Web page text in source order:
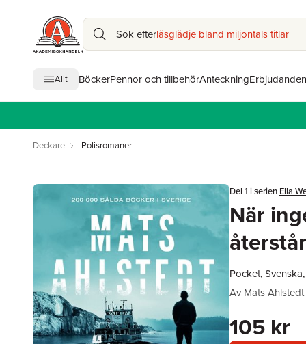
Sök efterläsglädje bland miljontals titlar
Allt BöckerPennor och tillbehörAnteckningErbjudanden
Deckare Polisromaner
Del 1 i serien Ella
När
återstår
Pocket,
Av Mats Ahlstedt
105 kr